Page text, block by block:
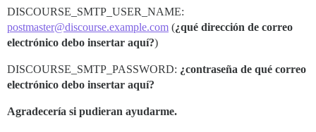
DISCOURSE_SMTP_USER_NAME:
postmaster@discourse.example.com (¿qué dirección de correo
electrónico debo insertar aquí?)
DISCOURSE_SMTP_PASSWORD: ¿contraseña de qué correo
electrónico debo insertar aquí?
Agradecería si pudieran ayudarme.